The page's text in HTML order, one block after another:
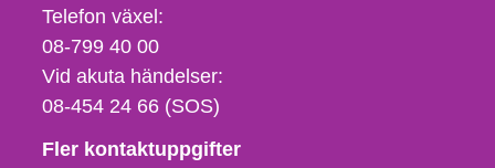
Telefon,
fax
och
e-
Telefon växel:
08-799 40 00
Vid akuta händelser:
08-454 24 66 (SOS)
Fler kontaktuppgifter